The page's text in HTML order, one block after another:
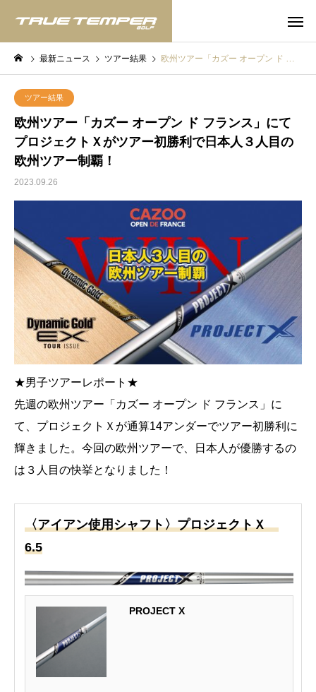
最新ニュース ツアー結果 欧州ツアー「カズー オープン ド フランス」にてプロジェクトＸがツアー初勝利で日本人３人目の欧州ツアー制覇！
ツアー結果
欧州ツアー「カズー オープン ド フランス」にて
プロジェクトＸがツアー初勝利で日本人３人目の
欧州ツアー制覇！
2023.09.26
★男子ツアーレポート★
先週の欧州ツアー「カズー オープン ド フランス」に
て、プロジェクトＸが通算14アンダーでツアー初勝利に
輝きました。今回の欧州ツアーで、日本人が優勝するの
は３人目の快挙となりました！
〈アイアン使用シャフト〉プロジェクトＸ
6.5
PROJECT X